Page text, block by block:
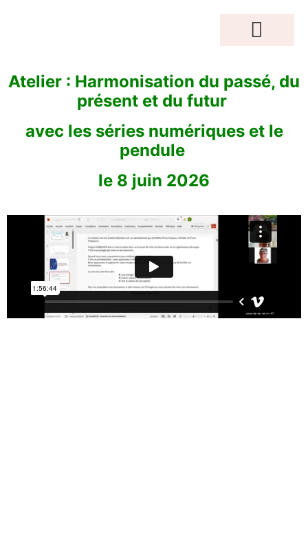
Atelier : Harmonisation du passé, du
présent et du futur
avec les séries numériques et le
pendule
le 8 juin 2026